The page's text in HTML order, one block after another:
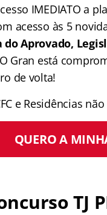
IMEDIATO a
acesso às 5
do Aprovado,
Gran está
de volta!
e Residências
QUERO A
TJ